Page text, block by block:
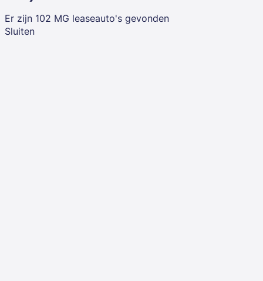
Er zijn 102 MG leaseauto's gevonden
Sluiten